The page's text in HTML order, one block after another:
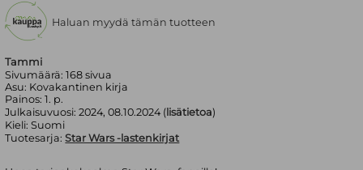
Tammi
Sivumäärä:168 sivua
Asu: Kovakantinen kirja
Painos:1. p.
Julkaisuvuosi:2024, 08.10.2024 ( lisätietoa)
Kieli:Suomi
Tuotesarja: Star Wars -lastenkirjat
Haluan myydä tämän tuotteen